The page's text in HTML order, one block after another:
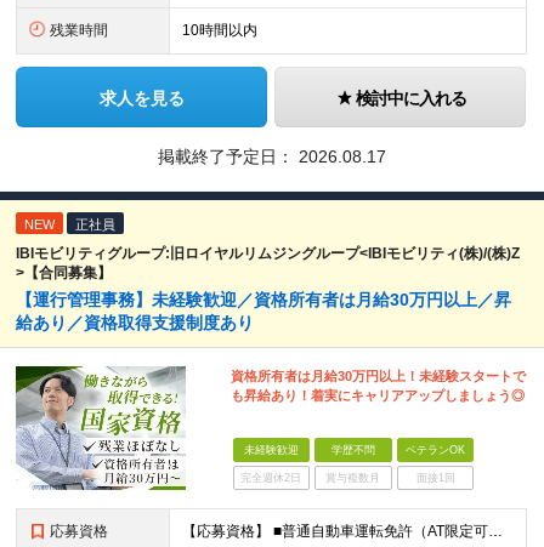
残業時間 10時間以内
求人を見る 検討中に入れる
掲載終了予定日： 2026.08.17
NEW 正社員
IBIモビリティグループ:旧ロイヤルリムジングループ<IBIモビリティ(株)/(株)Z
>【合同募集】
【運行管理事務】未経験歓迎／資格所有者は月給30万円以上／昇
給あり／資格取得支援制度あり
資格所有者は月給30万円以上！未経験スタートで
も昇給あり！着実にキャリアアップしましょう◎
未経験歓迎 学歴不問 ベテランOK
完全週休2日 賞与複数月 面接1回
応募資格 【応募資格】 ■普通自動車運転免許（AT限定可） ■PCの基礎知識（Excel・Wordの基本操作ができればOK） 【歓迎資格】 ■旅客運行管理者 ■衛生管理者資格 など ※各種資格所有者は優遇